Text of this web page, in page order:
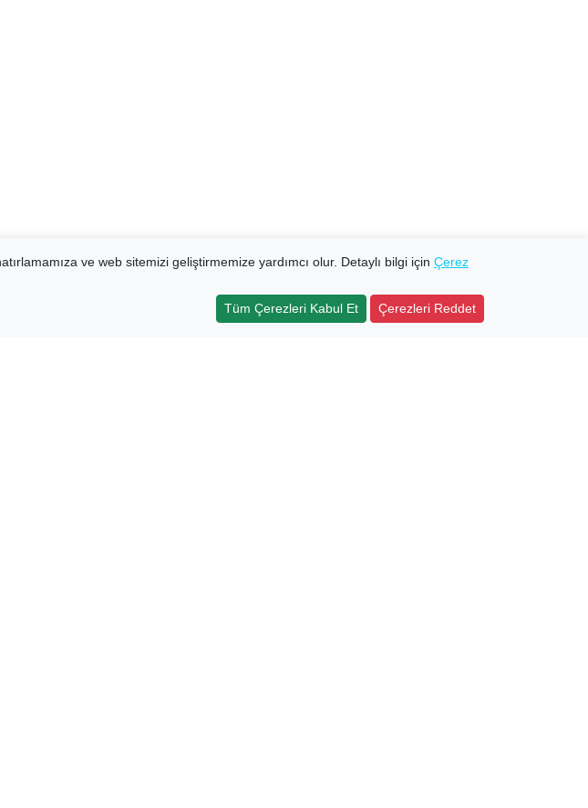
ve web sitemizi geliştirmemize yardımcı olur. Detaylı bilgi için Çerez
Tüm Çerezleri Kabul Et
Çerezleri Reddet